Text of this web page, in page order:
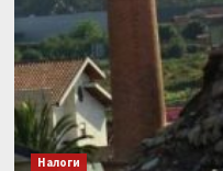
Налоги